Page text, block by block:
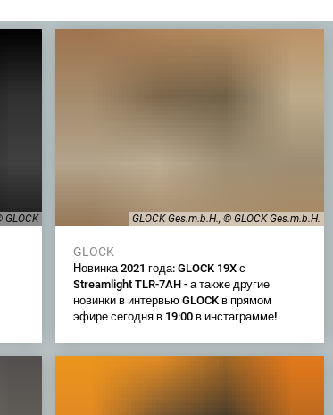
GLOCK GLOCK Ges.m.b.H., © GLOCK Ges.m.b.H.
GLOCK
Новинка 2021 года: GLOCK 19X с
Streamlight TLR-7AH - а также другие
новинки в интервью GLOCK в прямом
эфире сегодня в 19:00 в инстаграмме!